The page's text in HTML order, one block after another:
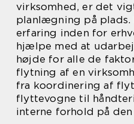
virksomhed, er det
planlægning på
erfaring inden for
hjælpe med at
højde for alle de
flytning af en
fra koordinering af
flyttevogne til
interne forhold på den